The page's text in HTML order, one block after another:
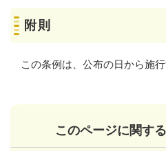
附則
この条例は、公布の日から施行
このページに関す